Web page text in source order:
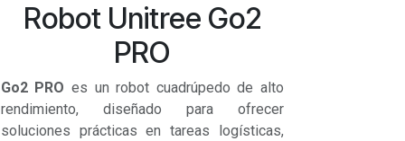
Robot Unitree Go2
PRO
Go2 PRO es un robot cuadrúpedo de alto
rendimiento, diseñado para ofrecer
soluciones prácticas en tareas logísticas,